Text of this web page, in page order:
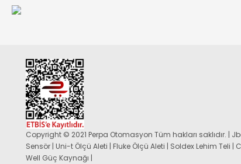
Copyright © 2021 Perpa Otomasyon Tüm hakları saklıdır. |
Sensör | Uni-t Ölçü Aleti | Fluke Ölçü Aleti | Soldex Lehim Teli
Well Güç Kaynağı |